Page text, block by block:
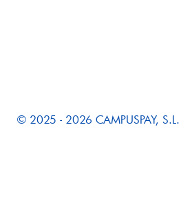
© 2025 - 2026 CAMPUSPAY, S.L.